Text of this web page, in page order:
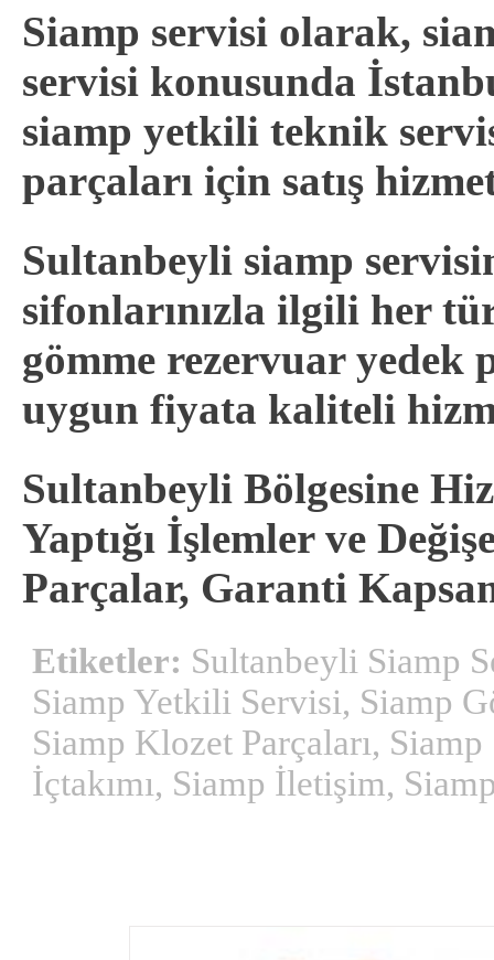
Siamp servisi olarak,
servisi konusunda
siamp yetkili teknik
parçaları için satış
Sultanbeyli siamp
sifonlarınızla ilgili her
gömme rezervuar yedek
uygun fiyata kaliteli
Sultanbeyli Bölgesine
Yaptığı İşlemler ve
Parçalar, Garanti
Etiketler: Sultanbeyli Siamp
Siamp Yetkili Servisi, Siamp
Siamp Klozet Parçaları,
İçtakımı, Siamp İletişim,